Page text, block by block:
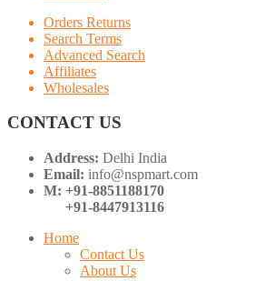
Orders Returns
Search Terms
Advanced Search
Affiliates
Wholesales
CONTACT US
Address: Delhi India
Email: info@nspmart.com
M: +91-8851188170
+91-8447913116
Home
Contact Us
About Us